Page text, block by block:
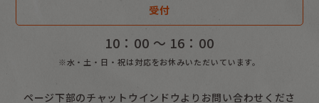
受付
10：00 〜 16：00
※水・土・日・祝は対応をお休みいただいています。
ページ下部のチャットウインドウよりお問い合わせくださ